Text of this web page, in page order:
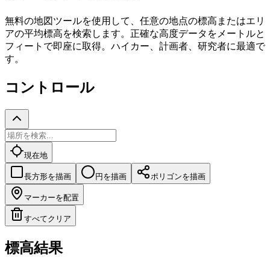
無料の地図ツールを使用して、任意の地点の標高またはエリ
アの平均標高を検索します。正確な高度データをメートルと
フィートで即座に取得。ハイカー、計画者、研究者に最適で
す。
コントロール
現在地
長方形を描画 円を描画 ポリゴンを描画
マーカーを配置
すべてクリア
標高結果